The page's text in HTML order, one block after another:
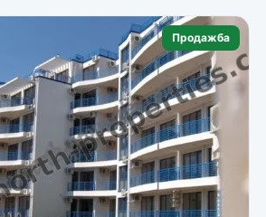
Продажба